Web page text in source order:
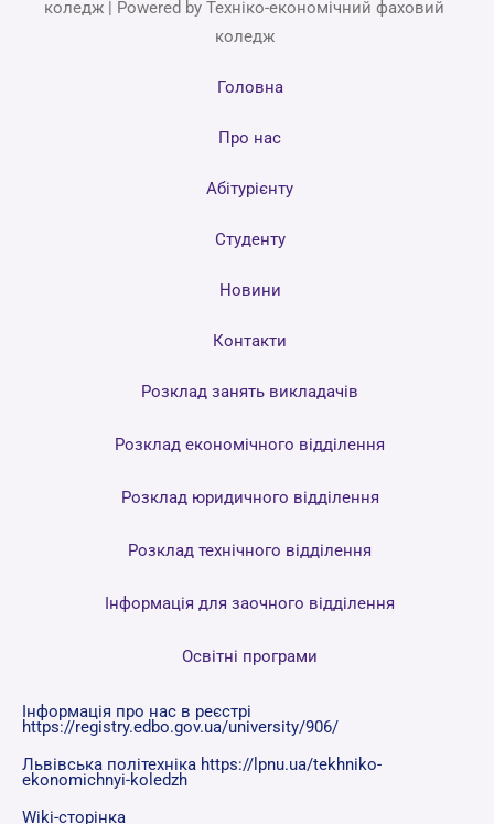
коледж | Powered by Техніко-економічний фаховий
коледж
Головна
Про нас
Абітурієнту
Студенту
Новини
Контакти
Розклад занять викладачів
Розклад економічного відділення
Розклад юридичного відділення
Розклад технічного відділення
Інформація для заочного відділення
Освітні програми
Інформація про нас в реєстрі
https://registry.edbo.gov.ua/university/906/
Львівська політехніка https://lpnu.ua/tekhniko-
ekonomichnyi-koledzh
Wiki-сторінка